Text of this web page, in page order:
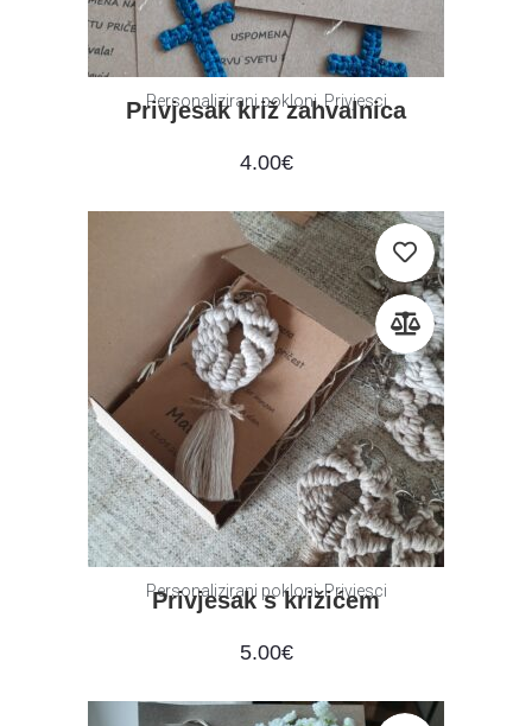
Personalizirani pokloni,Privjesci
Privjesak križ zahvalnica
4.00€
Personalizirani pokloni,Privjesci
Privjesak s križićem
5.00€